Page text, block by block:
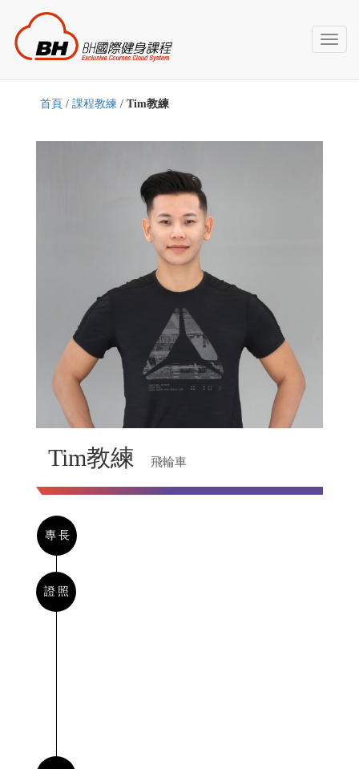
Toggle
首頁 / 課程教練 / Tim教練
Tim教練 飛輪車
專長
證照